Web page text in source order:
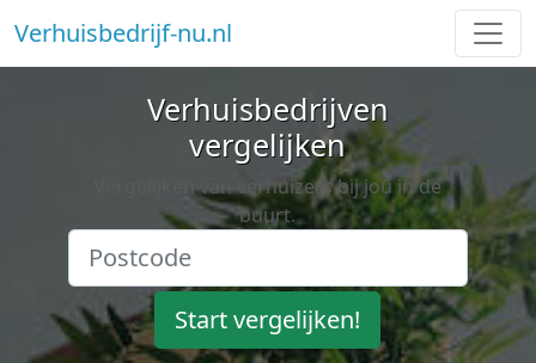
Verhuisbedrijf-nu.nl
Verhuisbedrijven
vergelijken
Vergelijken van verhuizers bij jou in de
buurt.
Start vergelijken!